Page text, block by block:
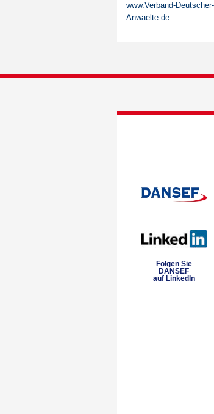
www.Verband-Deutscher-
Anwaelte.de
Folgen Sie
DANSEF
auf LinkedIn